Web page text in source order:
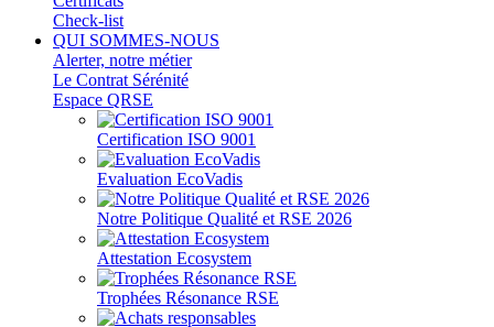
Check-list
QUI SOMMES-NOUS
Alerter, notre métier
Le Contrat Sérénité
Espace QRSE
Certification ISO 9001
Evaluation EcoVadis
Notre Politique Qualité et RSE 2026
Attestation Ecosystem
Trophées Résonance RSE